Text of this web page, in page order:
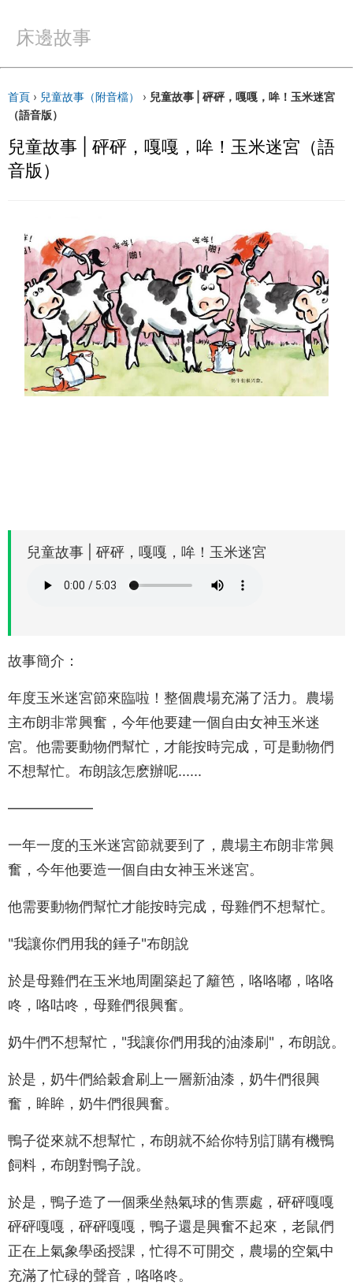
床邊故事
首頁 › 兒童故事（附音檔） › 兒童故事 | 砰砰，嘎嘎，哞！玉米迷宮
（語音版）
兒童故事 | 砰砰，嘎嘎，哞！玉米迷宮（語
音版）
兒童故事 | 砰砰，嘎嘎，哞！玉米迷宮
故事簡介：
年度玉米迷宮節來臨啦！整個農場充滿了活力。農場
主布朗非常興奮，今年他要建一個自由女神玉米迷
宮。他需要動物們幫忙，才能按時完成，可是動物們
不想幫忙。布朗該怎麽辦呢......
——————
一年一度的玉米迷宮節就要到了，農場主布朗非常興
奮，今年他要造一個自由女神玉米迷宮。
他需要動物們幫忙才能按時完成，母雞們不想幫忙。
"我讓你們用我的錘子"布朗說
於是母雞們在玉米地周圍築起了籬笆，咯咯嘟，咯咯
咚，咯咕咚，母雞們很興奮。
奶牛們不想幫忙，"我讓你們用我的油漆刷"，布朗說。
於是，奶牛們給穀倉刷上一層新油漆，奶牛們很興
奮，眸眸，奶牛們很興奮。
鴨子從來就不想幫忙，布朗就不給你特別訂購有機鴨
飼料，布朗對鴨子說。
於是，鴨子造了一個乘坐熱氣球的售票處，砰砰嘎嘎
砰砰嘎嘎，砰砰嘎嘎，鴨子還是興奮不起來，老鼠們
正在上氣象學函授課，忙得不可開交，農場的空氣中
充滿了忙碌的聲音，咯咯咚。